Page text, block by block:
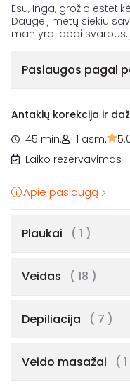
Esu, Inga, grožio
Daugelį metų siekiu
man yra labai svarbus,
Paslaugos pagal
Antakių korekcija ir
45 min.
1 asm.
Laiko rezervavimas
Apie paslaugą
Plaukai ( 1 )
Veidas ( 18 )
Depiliacija ( 7 )
Veido masažai (